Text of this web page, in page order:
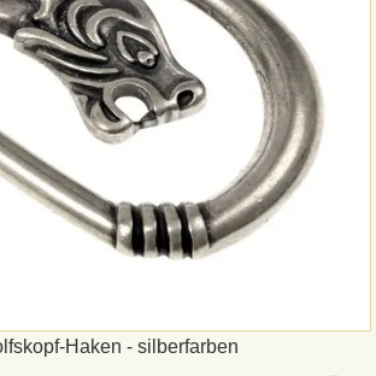
Haken - silberfarben